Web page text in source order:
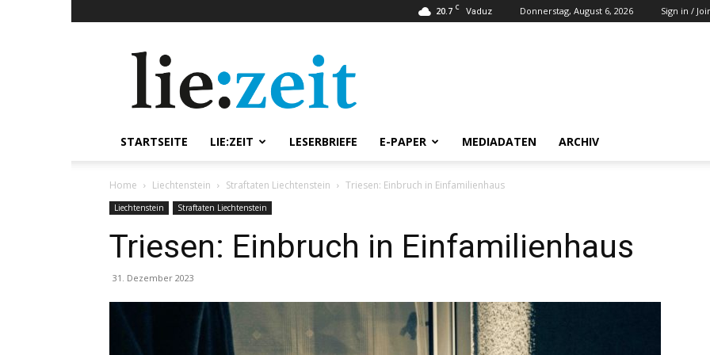
20.7 C Vaduz Donnerstag, August 6, 2026 Sign in /
STARTSEITE LIE:ZEIT LESERBRIEFE E-PAPER MEDIADATEN ARCHIV
Home Liechtenstein Straftaten Liechtenstein Triesen: Einbruch in Einfamilienhaus
Liechtenstein Straftaten Liechtenstein
Triesen: Einbruch in Einfamilienhaus
31. Dezember 2023